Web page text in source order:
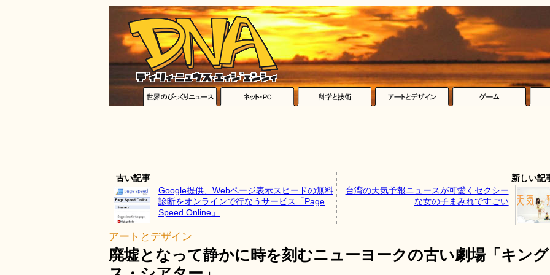
古い記事
Google提供、Webページ表示スピードの無料
診断をオンラインで行なうサービス「Page
Speed Online」
新しい記
台湾の天気予報ニュースが可愛くセクシー
な女の子まみれですごい
アートとデザイン
廃墟となって静かに時を刻むニューヨークの古い劇場「キング